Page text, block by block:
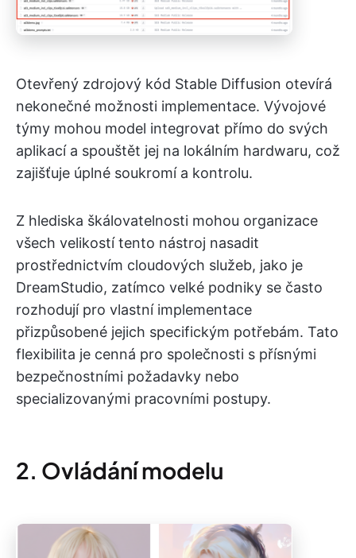
Otevřený zdrojový kód Stable Diffusion otevírá
nekonečné možnosti implementace. Vývojové
týmy mohou model integrovat přímo do svých
aplikací a spouštět jej na lokálním hardwaru, což
zajišťuje úplné soukromí a kontrolu.
Z hlediska škálovatelnosti mohou organizace
všech velikostí tento nástroj nasadit
prostřednictvím cloudových služeb, jako je
DreamStudio, zatímco velké podniky se často
rozhodují pro vlastní implementace
přizpůsobené jejich specifickým potřebám. Tato
flexibilita je cenná pro společnosti s přísnými
bezpečnostními požadavky nebo
specializovanými pracovními postupy.
2. Ovládání modelu